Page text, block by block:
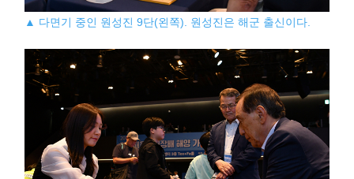
▲ 다면기 중인 원성진 9단(왼쪽). 원성진은 해군 출신이다.